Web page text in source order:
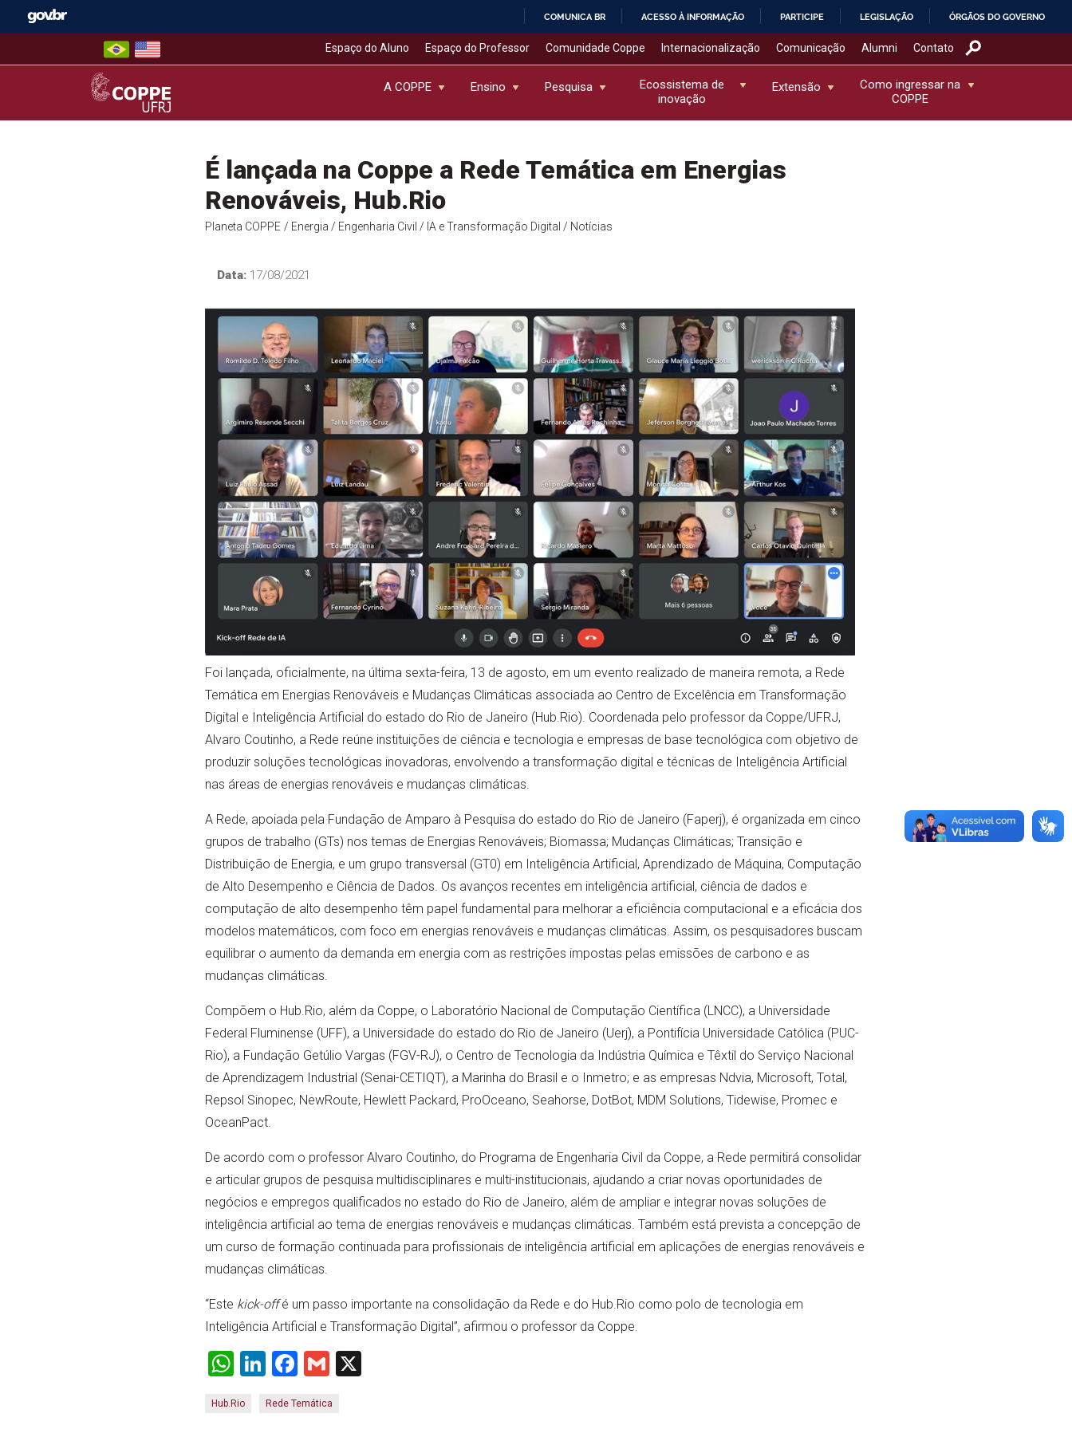
COMUNICA BR ACESSO À INFORMAÇÃO PARTICIPE LEGISLAÇÃO ÓRGÃOS DO GOVERNO
Espaço do Aluno Espaço do Professor Comunidade Coppe Internacionalização Comunicação Alumni Contato
COPPE – UFRJ
A COPPE Ensino Pesquisa
Ecossistema de
inovação
Extensão
Como ingressar na
COPPE
É lançada na Coppe a Rede Temática em Energias
Renováveis, Hub.Rio
Planeta COPPE / Energia / Engenharia Civil / IA e Transformação Digital / Notícias
Data:17/08/2021
Foi lançada, oficialmente, na última sexta-feira, 13 de agosto, em um evento realizado de maneira remota, a Rede
Temática em Energias Renováveis e Mudanças Climáticas associada ao Centro de Excelência em Transformação
Digital e Inteligência Artificial do estado do Rio de Janeiro (Hub.Rio). Coordenada pelo professor da Coppe/UFRJ,
Alvaro Coutinho, a Rede reúne instituições de ciência e tecnologia e empresas de base tecnológica com objetivo de
produzir soluções tecnológicas inovadoras, envolvendo a transformação digital e técnicas de Inteligência Artificial
nas áreas de energias renováveis e mudanças climáticas.
A Rede, apoiada pela Fundação de Amparo à Pesquisa do estado do Rio de Janeiro (Faperj), é organizada em cinco
grupos de trabalho (GTs) nos temas de Energias Renováveis; Biomassa; Mudanças Climáticas; Transição e
Distribuição de Energia, e um grupo transversal (GT0) em Inteligência Artificial, Aprendizado de Máquina, Computação
de Alto Desempenho e Ciência de Dados. Os avanços recentes em inteligência artificial, ciência de dados e
computação de alto desempenho têm papel fundamental para melhorar a eficiência computacional e a eficácia dos
modelos matemáticos, com foco em energias renováveis e mudanças climáticas. Assim, os pesquisadores buscam
equilibrar o aumento da demanda em energia com as restrições impostas pelas emissões de carbono e as
mudanças climáticas.
Compõem o Hub.Rio, além da Coppe, o Laboratório Nacional de Computação Científica (LNCC), a Universidade
Federal Fluminense (UFF), a Universidade do estado do Rio de Janeiro (Uerj), a Pontifícia Universidade Católica (PUC-
Rio), a Fundação Getúlio Vargas (FGV-RJ), o Centro de Tecnologia da Indústria Química e Têxtil do Serviço Nacional
de Aprendizagem Industrial (Senai-CETIQT), a Marinha do Brasil e o Inmetro; e as empresas Ndvia, Microsoft, Total,
Repsol Sinopec, NewRoute, Hewlett Packard, ProOceano, Seahorse, DotBot, MDM Solutions, Tidewise, Promec e
OceanPact.
De acordo com o professor Alvaro Coutinho, do Programa de Engenharia Civil da Coppe, a Rede permitirá consolidar
e articular grupos de pesquisa multidisciplinares e multi-institucionais, ajudando a criar novas oportunidades de
negócios e empregos qualificados no estado do Rio de Janeiro, além de ampliar e integrar novas soluções de
inteligência artificial ao tema de energias renováveis e mudanças climáticas. Também está prevista a concepção de
um curso de formação continuada para profissionais de inteligência artificial em aplicações de energias renováveis e
mudanças climáticas.
“Este kick-offé um passo importante na consolidação da Rede e do Hub.Rio como polo de tecnologia em
Inteligência Artificial e Transformação Digital”, afirmou o professor da Coppe.
WhatsApp
LinkedIn
Facebook
Gmail
X
Hub.Rio Rede Temática